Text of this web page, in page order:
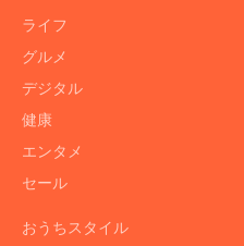
ライフ
グルメ
デジタル
健康
エンタメ
セール
おうちスタイル